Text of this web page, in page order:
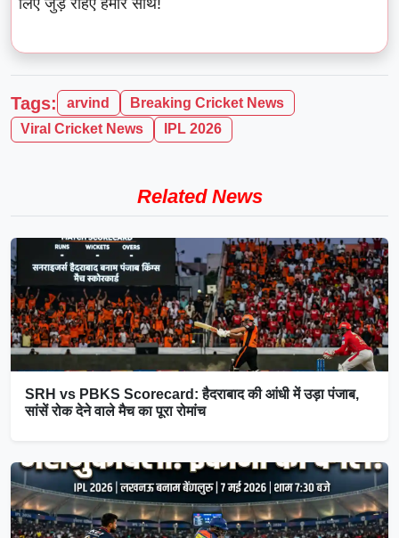
Tags: arvind
Breaking Cricket News
Viral Cricket News
IPL 2026
Related News
SRH vs PBKS Scorecard: हैदराबाद की आंधी में उड़ा पंजाब,
सांसें रोक देने वाले मैच का पूरा रोमांच